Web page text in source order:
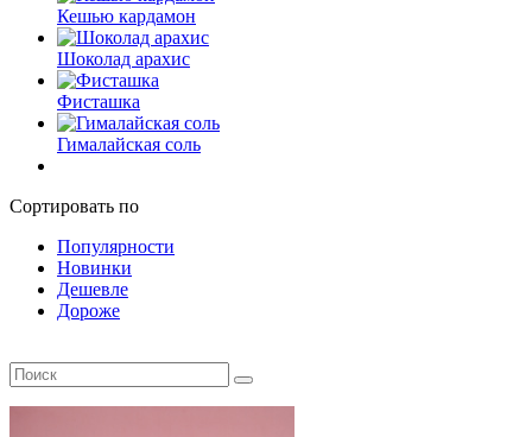
Кешью кардамон
Шоколад арахис
Фисташка
Гималайская соль
Сортировать по
Популярности
Новинки
Дешевле
Дороже